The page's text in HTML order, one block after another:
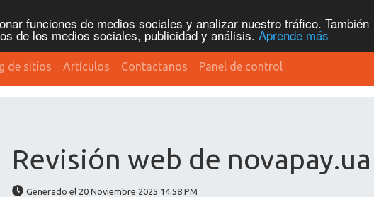
funciones de medios sociales y analizar nuestro tráfico. También
de los medios sociales, publicidad y análisis. Aprende más
de sitios Artículos Contactanos Panel de control
Revisión web de novapay.ua
Generado el 20 Noviembre 2025 14:58 PM